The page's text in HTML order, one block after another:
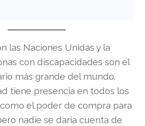
las Naciones Unidas y la
con discapacidades son el
más grande del mundo.
tiene presencia en todos los
el poder de compra para
nadie se daría cuenta de